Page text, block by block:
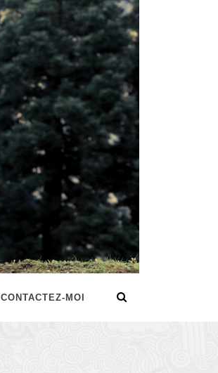
CONTACTEZ-MOI